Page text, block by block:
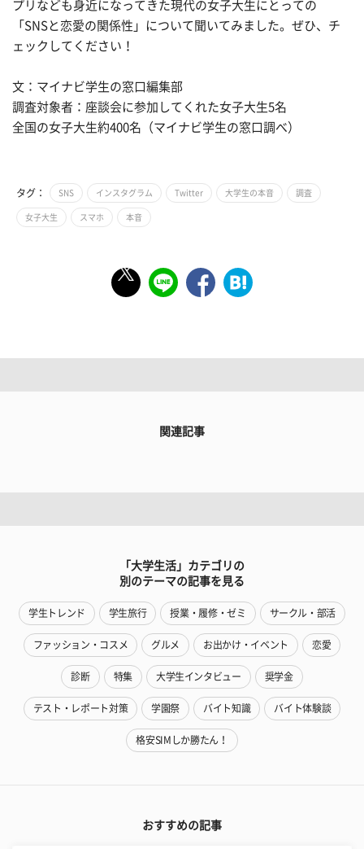
プリなども身近になってきた現代の女子大生にとっての
「SNSと恋愛の関係性」について聞いてみました。ぜひ、チ
ェックしてください！
文：マイナビ学生の窓口編集部
調査対象者：座談会に参加してくれた女子大生5名
全国の女子大生約400名（マイナビ学生の窓口調べ）
タグ： SNS インスタグラム Twitter 大学生の本音 調査
女子大生 スマホ 本音
関連記事
「大学生活」カテゴリの
別のテーマの記事を見る
学生トレンド 学生旅行 授業・履修・ゼミ サークル・部活
ファッション・コスメ グルメ お出かけ・イベント 恋愛
診断 特集 大学生インタビュー 奨学金
テスト・レポート対策 学園祭 バイト知識 バイト体験談
格安SIMしか勝たん！
おすすめの記事